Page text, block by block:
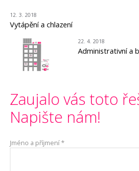
12. 3. 2018
Vytápění a chlazení
22. 4. 2018
Administrativní a
Zaujalo vás toto
Napište nám!
Jméno a příjmení*